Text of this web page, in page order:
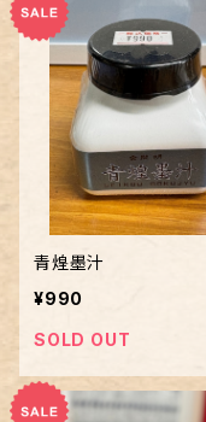
青煌墨汁
¥990
SOLD OUT